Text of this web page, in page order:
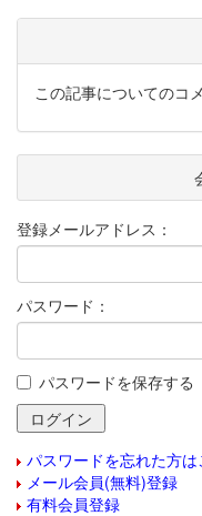
この記事についてのコ
登録メールアドレス：
パスワード：
パスワードを保存する
パスワードを忘れた方は
メール会員(無料)登録
有料会員登録